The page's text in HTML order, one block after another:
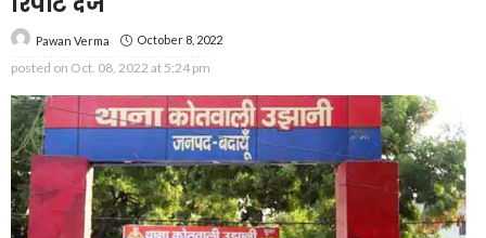
Pawan Verma October 8, 2022
posted on Oct. 08, 2022 at 5:24 pm